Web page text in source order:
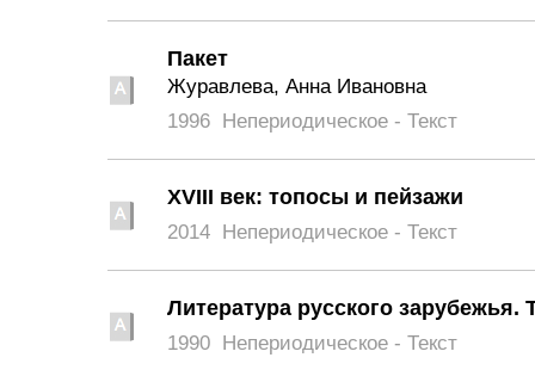
Пакет
Журавлева, Анна Ивановна
1996 Непериодическое - Текст
XVIII век: топосы и пейзажи
2014 Непериодическое - Текст
Литература русского зарубежья.
1990 Непериодическое - Текст